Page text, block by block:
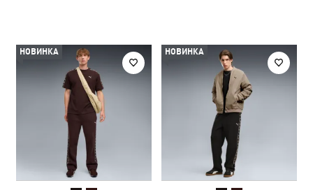
НОВИНКА НОВИНКА